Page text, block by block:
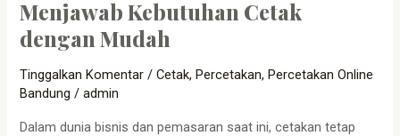
Menjawab Kebutuhan Cetak
dengan Mudah
Tinggalkan Komentar /Cetak, Percetakan, Percetakan Online
Bandung /admin
Dalam dunia bisnis dan pemasaran saat ini, cetakan tetap